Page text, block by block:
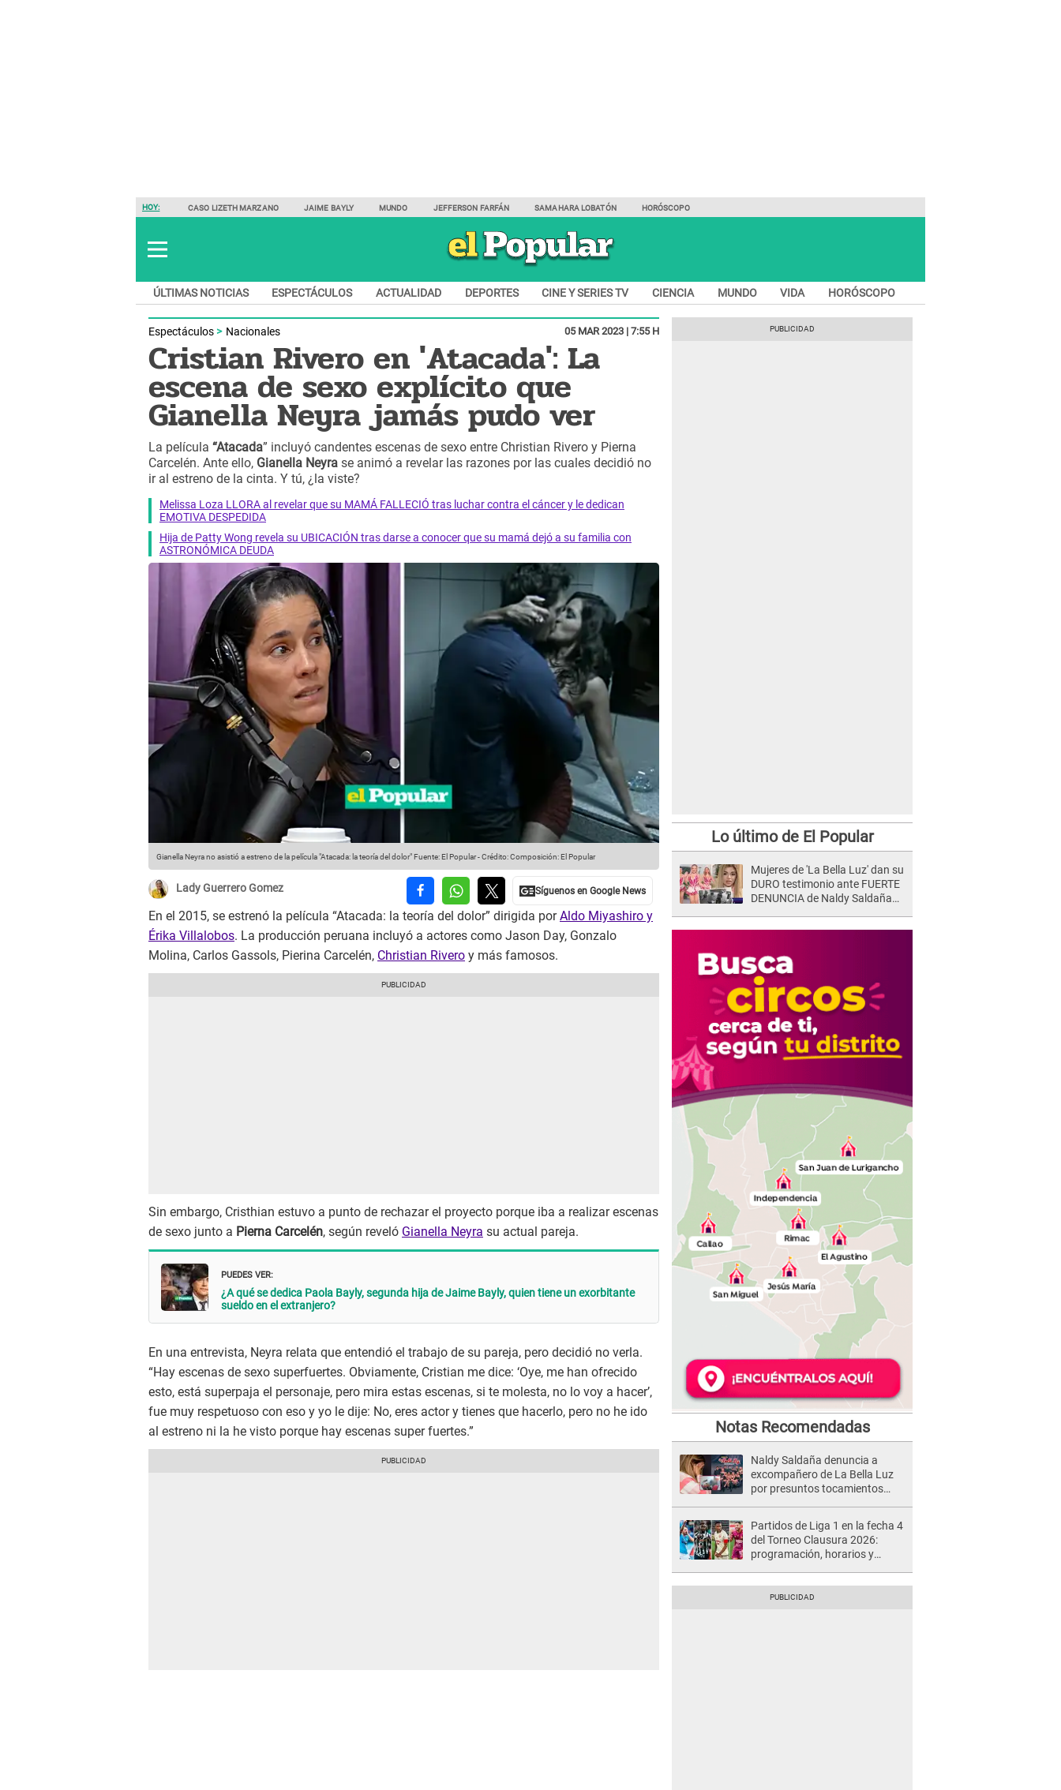
HOY: CASO LIZETH MARZANO JAIME BAYLY MUNDO JEFFERSON FARFÁN SAMAHARA LOBATÓN HORÓSCOPO
ÚLTIMAS NOTICIAS ESPECTÁCULOS ACTUALIDAD DEPORTES CINE Y SERIES TV CIENCIA MUNDO VIDA HORÓSCOPO
Espectáculos Nacionales 05 MAR 2023 | 7:55 H
Cristian Rivero en 'Atacada': La
escena de sexo explícito que
Gianella Neyra jamás pudo ver
La película “Atacada” incluyó candentes escenas de sexo entre Christian Rivero y Pierna
Carcelén. Ante ello, Gianella Neyra se animó a revelar las razones por las cuales decidió no
ir al estreno de la cinta. Y tú, ¿la viste?
Melissa Loza LLORA al revelar que su MAMÁ FALLECIÓ tras luchar contra el cáncer y le dedican
EMOTIVA DESPEDIDA
Hija de Patty Wong revela su UBICACIÓN tras darse a conocer que su mamá dejó a su familia con
ASTRONÓMICA DEUDA
Gianella Neyra no asistió a estreno de la película "Atacada: la teoría del dolor" Fuente: El Popular-Crédito: Composición: El Popular
Lady Guerrero Gomez
En el 2015, se estrenó la película “Atacada: la teoría del dolor” dirigida porAldo Miyashiro y
Érika Villalobos. La producción peruana incluyó a actores como Jason Day, Gonzalo
Molina, Carlos Gassols, Pierina Carcelén, Christian Rivero y más famosos.
Sin embargo, Cristhian estuvo a punto de rechazar el proyecto porque iba a realizar escenas
de sexo junto a Pierna Carcelén, según reveló Gianella Neyra su actual pareja.
PUEDES VER:
¿A qué se dedica Paola Bayly, segunda hija de Jaime Bayly, quien tiene un exorbitante
sueldo en el extranjero?
En una entrevista, Neyra relata que entendió el trabajo de su pareja, pero decidió no verla.
“Hay escenas de sexo superfuertes. Obviamente, Cristian me dice: ‘Oye, me han ofrecido
esto, está superpaja el personaje, pero mira estas escenas, si te molesta, no lo voy a hacer’,
fue muy respetuoso con eso y yo le dije: No, eres actor y tienes que hacerlo, pero no he ido
al estreno ni la he visto porque hay escenas super fuertes.”
Lo último de El Popular
Mujeres de 'La Bella Luz' dan su
DURO testimonio ante FUERTE
DENUNCIA de Naldy Saldaña
Notas Recomendadas
Naldy Saldaña denuncia a
excompañero de La Bella Luz
por presuntos tocamientos
Partidos de Liga 1 en la fecha 4
del Torneo Clausura 2026:
programación, horarios y